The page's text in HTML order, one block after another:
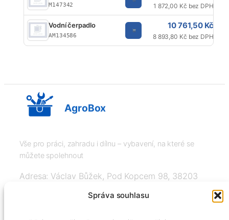
Správa souhlasu
M147342 1 872,00 Kč bez DPH
Vodní čerpadlo
AM134586
10 761,50 Kč
8 893,80 Kč bez DPH
AgroBox
Vše pro práci, zahradu i dílnu – vybavení, na které se
můžete spolehnout
Adresa: Václav Bůžek, Pod Kopcem 98, 38203